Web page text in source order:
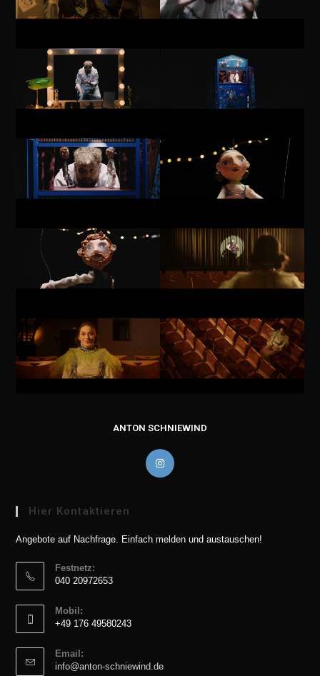
ANTON SCHNIEWIND
Hier Kontaktieren
Angebote auf Nachfrage. Einfach melden und austauschen!
Festnetz:
‭040 20972653‬
Mobil:
+49 176 49580243‬
Email:
info@anton-schniewind.deOpens